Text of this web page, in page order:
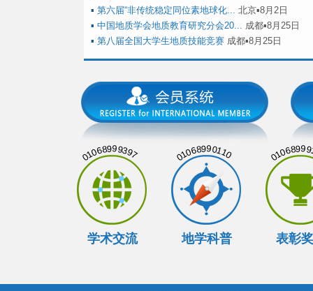
▪ 第六届“非传统稳定同位素地球化... 北京▪8月2日
▪ 中国地质学会地质教育研究分会20... 成都▪8月25日
▪ 第八届全国大学生地质技能竞赛 成都▪8月25日
01068999397
学术交流
01068990110
地学科普 表彰